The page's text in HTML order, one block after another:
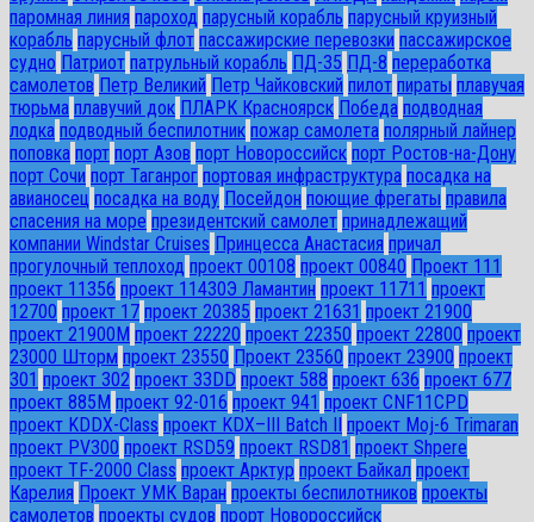
паромная линия пароход парусный корабль парусный круизный
корабль парусный флот пассажирские перевозки пассажирское
судно Патриот патрульный корабль ПД-35 ПД-8 переработка
самолетов Петр Великий Петр Чайковский пилот пираты плавучая
тюрьма плавучий док ПЛАРК Красноярск Победа подводная
лодка подводный беспилотник пожар самолета полярный лайнер
поповка порт порт Азов порт Новороссийск порт Ростов-на-Дону
порт Сочи порт Таганрог портовая инфраструктура посадка на
авианосец посадка на воду Посейдон поющие фрегаты правила
спасения на море президентский самолет принадлежащий
компании Windstar Cruises Принцесса Анастасия причал
прогулочный теплоход проект 00108 проект 00840 Проект 111
проект 11356 проект 11430Э Ламантин проект 11711 проект
12700 проект 17 проект 20385 проект 21631 проект 21900
проект 21900М проект 22220 проект 22350 проект 22800 проект
23000 Шторм проект 23550 Проект 23560 проект 23900 проект
301 проект 302 проект 33DD проект 588 проект 636 проект 677
проект 885М проект 92-016 проект 941 проект CNF11CPD
проект KDDX-Class проект KDX–III Batch II
проект Moj-6 Trimaran
проект PV300 проект RSD59 проект RSD81 проект Shpere
проект TF-2000 Class проект Арктур проект Байкал проект
Карелия Проект УМК Варан проекты беспилотников проекты
самолетов проекты судов прорт Новороссийск